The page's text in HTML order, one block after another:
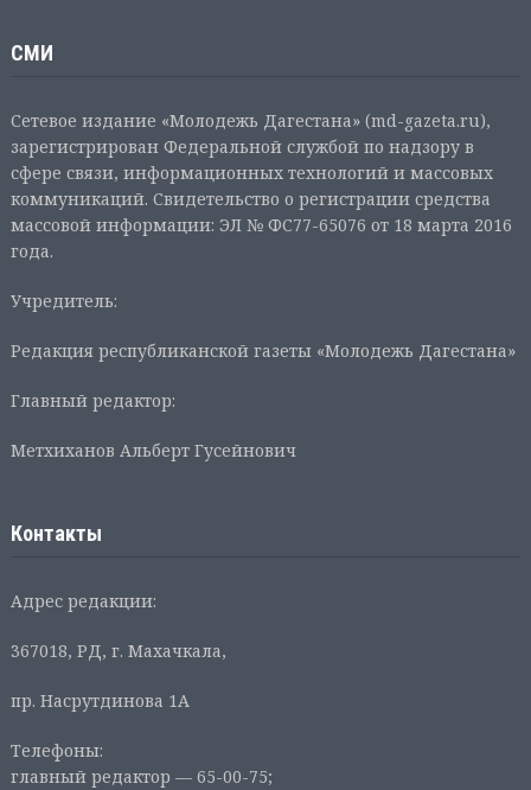
СМИ
Сетевое издание «Молодежь Дагестана» (md-gazeta.ru),
зарегистрирован Федеральной службой по надзору в
сфере связи, информационных технологий и массовых
коммуникаций. Свидетельство о регистрации средства
массовой информации: ЭЛ № ФС77-65076 от 18 марта 2016
года.
Учредитель:
Редакция республиканской газеты «Молодежь Дагестана»
Главный редактор:
Метхиханов Альберт Гусейнович
Контакты
Адрес редакции:
367018, РД, г. Махачкала,
пр. Насрутдинова 1А
Телефоны:
главный редактор — 65-00-75;